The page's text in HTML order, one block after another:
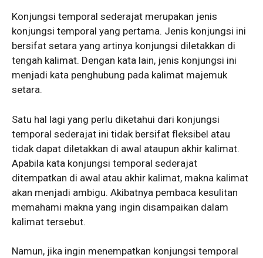
Konjungsi temporal sederajat merupakan jenis
konjungsi temporal yang pertama. Jenis konjungsi ini
bersifat setara yang artinya konjungsi diletakkan di
tengah kalimat. Dengan kata lain, jenis konjungsi ini
menjadi kata penghubung pada kalimat majemuk
setara.
Satu hal lagi yang perlu diketahui dari konjungsi
temporal sederajat ini tidak bersifat fleksibel atau
tidak dapat diletakkan di awal ataupun akhir kalimat.
Apabila kata konjungsi temporal sederajat
ditempatkan di awal atau akhir kalimat, makna kalimat
akan menjadi ambigu. Akibatnya pembaca kesulitan
memahami makna yang ingin disampaikan dalam
kalimat tersebut.
Namun, jika ingin menempatkan konjungsi temporal